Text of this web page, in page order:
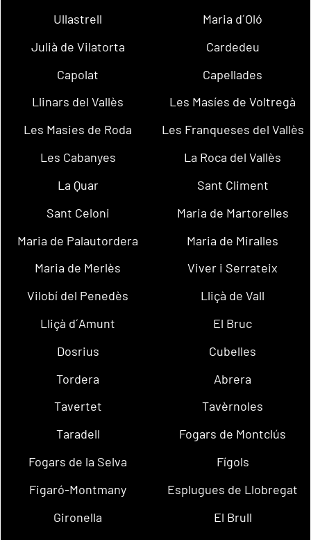
Ullastrell
Maria d´Oló
Julià de Vilatorta
Cardedeu
Capolat
Capellades
Llinars del Vallès
Les Masíes de Voltregà
Les Masies de Roda
Les Franqueses del Vallès
Les Cabanyes
La Roca del Vallès
La Quar
Sant Climent
Sant Celoni
Maria de Martorelles
Maria de Palautordera
Maria de Miralles
Maria de Merlès
Viver i Serrateix
Vilobí del Penedès
Lliçà de Vall
Lliçà d´Amunt
El Bruc
Dosrius
Cubelles
Tordera
Abrera
Tavertet
Tavèrnoles
Taradell
Fogars de Montclús
Fogars de la Selva
Fígols
Figaró-Montmany
Esplugues de Llobregat
Gironella
El Brull